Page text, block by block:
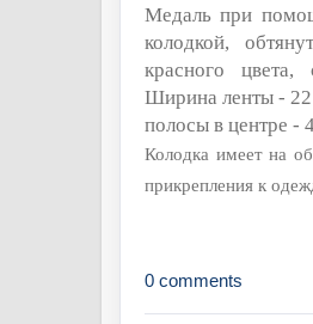
Медаль при
колодкой,
красного
Ширина ленты -
полосы в центре -
Колодка имеет на
прикрепления к
0 comments